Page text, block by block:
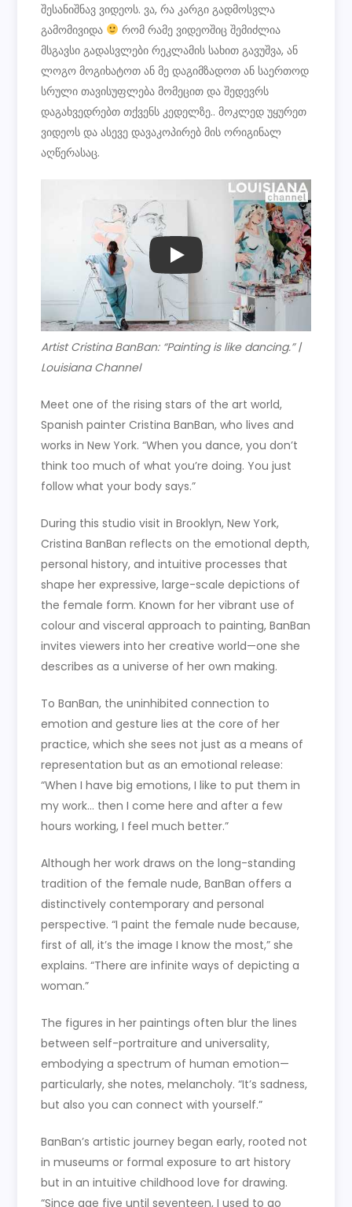
შესანიშნავ ვიდეოს. ვა, რა კარგი გადმოსვლა
გამომივიდა
რომ რამე ვიდეოშიც შემიძლია
მსგავსი გადასვლები რეკლამის სახით გავუშვა, ან
ლოგო მოგიხატოთ ან მე დაგიმზადოთ ან საერთოდ
სრული თავისუფლება მომეცით და შედევრს
დაგახვედრებთ თქვენს კედელზე.. მოკლედ უყურეთ
ვიდეოს და ასევე დავაკოპირებ მის ორიგინალ
აღწერასაც.
PLAY
Artist Cristina BanBan: “Painting is like dancing.” |
Louisiana Channel
Meet one of the rising stars of the art world,
Spanish painter Cristina BanBan, who lives and
works in New York. “When you dance, you don’t
think too much of what you’re doing. You just
follow what your body says.”
During this studio visit in Brooklyn, New York,
Cristina BanBan reflects on the emotional depth,
personal history, and intuitive processes that
shape her expressive, large-scale depictions of
the female form. Known for her vibrant use of
colour and visceral approach to painting, BanBan
invites viewers into her creative world—one she
describes as a universe of her own making.
To BanBan, the uninhibited connection to
emotion and gesture lies at the core of her
practice, which she sees not just as a means of
representation but as an emotional release:
“When I have big emotions, I like to put them in
my work… then I come here and after a few
hours working, I feel much better.”
Although her work draws on the long-standing
tradition of the female nude, BanBan offers a
distinctively contemporary and personal
perspective. “I paint the female nude because,
first of all, it’s the image I know the most,” she
explains. “There are infinite ways of depicting a
woman.”
The figures in her paintings often blur the lines
between self-portraiture and universality,
embodying a spectrum of human emotion—
particularly, she notes, melancholy. “It’s sadness,
but also you can connect with yourself.”
BanBan’s artistic journey began early, rooted not
in museums or formal exposure to art history
but in an intuitive childhood love for drawing.
“Since age five until seventeen, I used to go